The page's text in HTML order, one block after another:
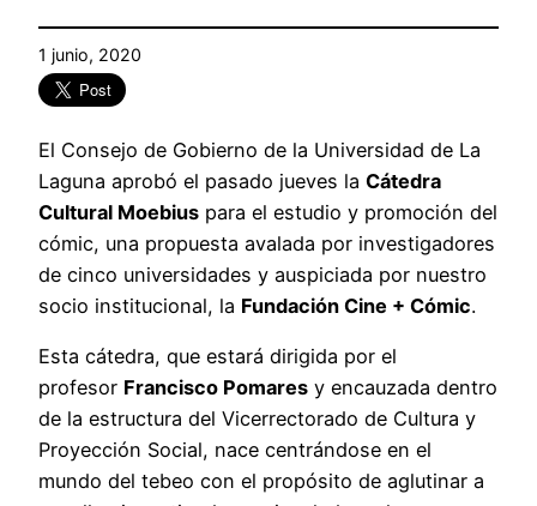
1 junio, 2020
El Consejo de Gobierno de la Universidad de La
Laguna aprobó el pasado jueves la Cátedra
Cultural Moebius para el estudio y promoción del
cómic, una propuesta avalada por investigadores
de cinco universidades y auspiciada por nuestro
socio institucional, la Fundación Cine + Cómic.
Esta cátedra, que estará dirigida por el
profesor Francisco Pomares y encauzada dentro
de la estructura del Vicerrectorado de Cultura y
Proyección Social, nace centrándose en el
mundo del tebeo con el propósito de aglutinar a